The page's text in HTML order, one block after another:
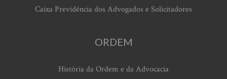
Caixa Previdência dos Advogados e Solicitadores
ORDEM
História da Ordem e da Advocacia